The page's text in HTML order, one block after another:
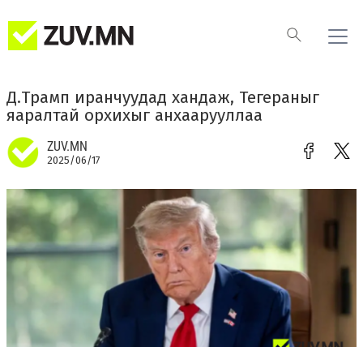
Д.Трамп иранчуудад хандаж, Тегераныг
яаралтай орхихыг анхаарууллаа
ZUV.MN
2025/06/17